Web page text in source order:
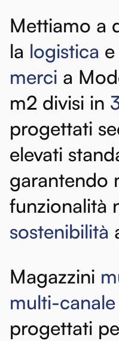
Mettiamo a
la logistica e
merci a
m2 divisi in
progettati
elevati
garantendo
funzionalità
sostenibilità
Magazzini
multi-canale
progettati